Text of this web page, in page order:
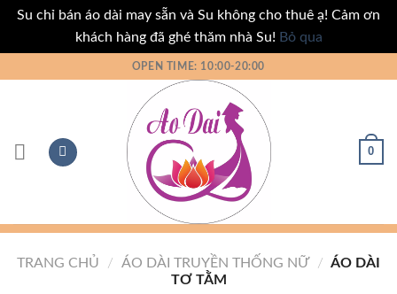
Su chỉ bán áo dài may sẵn và Su không cho thuê ạ! Cảm ơn
khách hàng đã ghé thăm nhà Su! Bỏ qua
OPEN TIME: 10:00-20:00
0
TRANG CHỦ / ÁO DÀI TRUYỀN THỐNG NỮ / ÁO DÀI
TƠ TẰM